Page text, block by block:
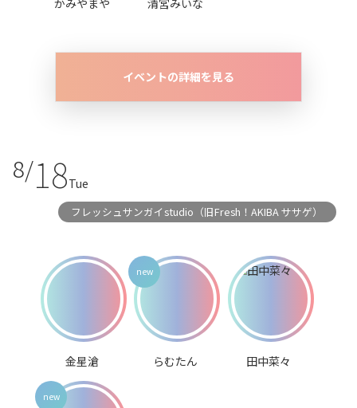
イベントの詳細を見る
8/18Tue
フレッシュサンガイstudio（旧Fresh！AKIBA ササゲ）
金星滄 らむたん 田中菜々